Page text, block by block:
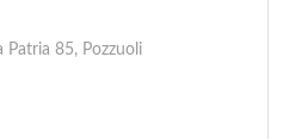
Patria 85, Pozzuoli